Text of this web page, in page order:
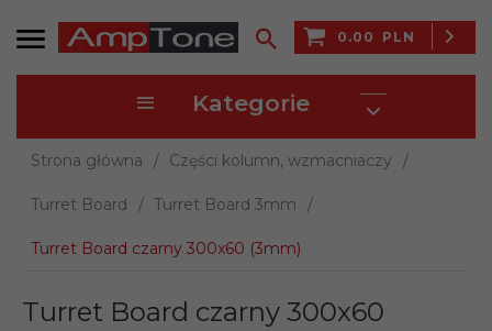
0.00 PLN
Kategorie
Strona główna Części kolumn, wzmacniaczy
Turret Board Turret Board 3mm
Turret Board czarny 300x60 (3mm)
Turret Board czarny 300x60